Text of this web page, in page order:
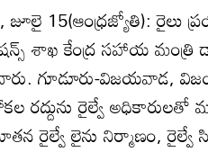
జూలై 15(ఆంధ్రజ్యోతి): రైలు
శాఖ కేంద్ర సహాయ మంత్రి
గూడూరు-విజయవాడ,
రద్దును రైల్వే
రైల్వే లైను నిర్మాణం, రైల్వే